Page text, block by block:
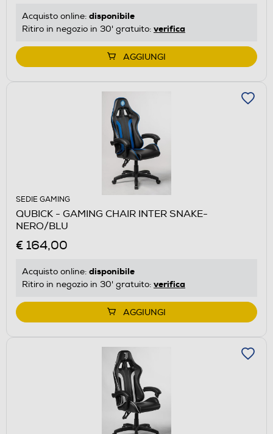
Acquisto online: disponibile
Ritiro in negozio in 30' gratuito: verifica
AGGIUNGI
SEDIE GAMING
QUBICK - GAMING CHAIR INTER SNAKE-
NERO/BLU
€ 164,00
Acquisto online: disponibile
Ritiro in negozio in 30' gratuito: verifica
AGGIUNGI